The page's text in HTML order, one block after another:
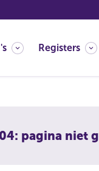
Registers
pagina niet